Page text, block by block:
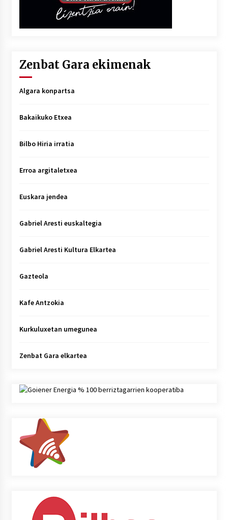
Zenbat Gara ekimenak
Algara konpartsa
Bakaikuko Etxea
Bilbo Hiria irratia
Erroa argitaletxea
Euskara jendea
Gabriel Aresti euskaltegia
Gabriel Aresti Kultura Elkartea
Gazteola
Kafe Antzokia
Kurkuluxetan umegunea
Zenbat Gara elkartea